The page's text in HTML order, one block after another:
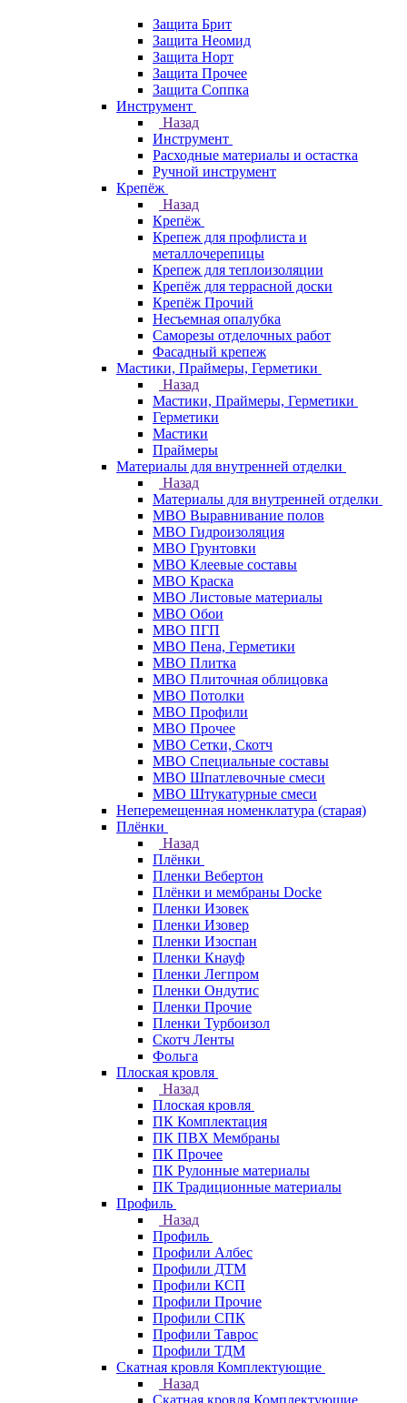
Защита Брит
Защита Неомид
Защита Норт
Защита Прочее
Защита Соппка
Инструмент
Назад
Инструмент
Расходные материалы и остастка
Ручной инструмент
Крепёж
Назад
Крепёж
Крепеж для профлиста и
металлочерепицы
Крепеж для теплоизоляции
Крепёж для террасной доски
Крепёж Прочий
Несъемная опалубка
Саморезы отделочных работ
Фасадный крепеж
Мастики, Праймеры, Герметики
Назад
Мастики, Праймеры, Герметики
Герметики
Мастики
Праймеры
Материалы для внутренней отделки
Назад
Материалы для внутренней отделки
МВО Выравнивание полов
МВО Гидроизоляция
МВО Грунтовки
МВО Клеевые составы
МВО Краска
МВО Листовые материалы
МВО Обои
МВО ПГП
МВО Пена, Герметики
МВО Плитка
МВО Плиточная облицовка
МВО Потолки
МВО Профили
МВО Прочее
МВО Сетки, Скотч
МВО Специальные составы
МВО Шпатлевочные смеси
МВО Штукатурные смеси
Неперемещенная номенклатура (старая)
Плёнки
Назад
Плёнки
Пленки Вебертон
Плёнки и мембраны Docke
Пленки Изовек
Пленки Изовер
Пленки Изоспан
Пленки Кнауф
Пленки Легпром
Пленки Ондутис
Пленки Прочие
Пленки Турбоизол
Скотч Ленты
Фольга
Плоская кровля
Назад
Плоская кровля
ПК Комплектация
ПК ПВХ Мембраны
ПК Прочее
ПК Рулонные материалы
ПК Традиционные материалы
Профиль
Назад
Профиль
Профили Албес
Профили ДТМ
Профили КСП
Профили Прочие
Профили СПК
Профили Таврос
Профили ТДМ
Скатная кровля Комплектующие
Назад
Скатная кровля Комплектующие